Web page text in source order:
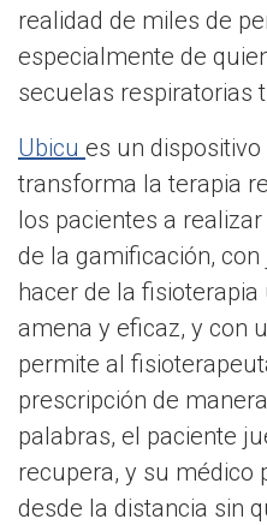
realidad de miles de
especialmente de
secuelas respiratorias
Ubicu es un
transforma la terapia
los pacientes a
de la gamificación,
hacer de la
amena y eficaz, y con
permite al
prescripción de
palabras, el paciente
recupera, y su médico
desde la distancia sin